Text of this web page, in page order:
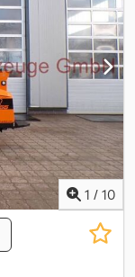
1 / 10